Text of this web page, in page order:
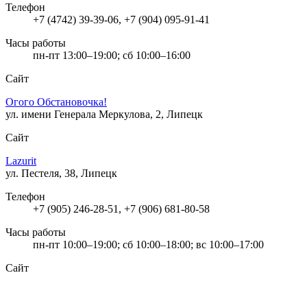
Телефон
+7 (4742) 39-39-06, +7 (904) 095-91-41
Часы работы
пн-пт 13:00–19:00; сб 10:00–16:00
Сайт
Огого Обстановочка!
ул. имени Генерала Меркулова, 2, Липецк
Сайт
Lazurit
ул. Пестеля, 38, Липецк
Телефон
+7 (905) 246-28-51, +7 (906) 681-80-58
Часы работы
пн-пт 10:00–19:00; сб 10:00–18:00; вс 10:00–17:00
Сайт